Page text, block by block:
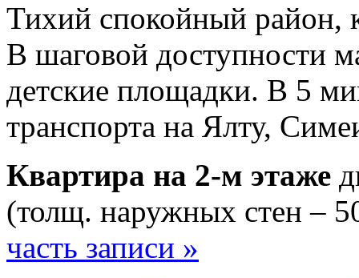
Тихий спокойный район,
В шаговой доступности
детские площадки. В 5
транспорта на Ялту,
Квартира на 2-м этаже
(толщ. наружных стен –
часть записи »